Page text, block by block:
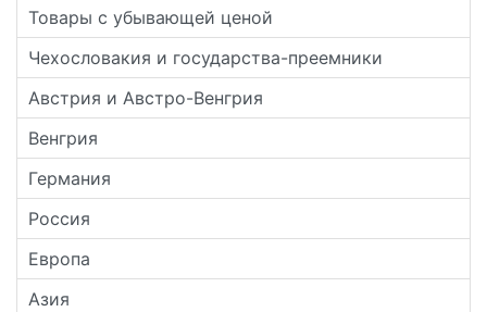
Товары с убывающей ценой
Чехословакия и государства-преемники
Австрия и Австро-Венгрия
Венгрия
Германия
Россия
Европа
Азия